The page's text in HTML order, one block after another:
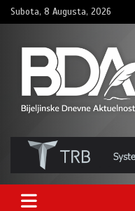
Skip
to
Subota, 8 Augusta, 2026